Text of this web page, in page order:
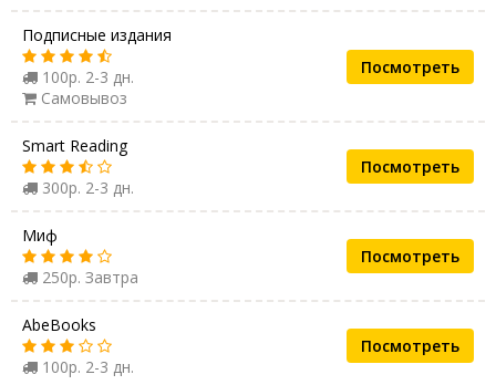
Подписные издания
100р. 2-3 дн.
Самовывоз
Посмотреть
Smart Reading
300р. 2-3 дн.
Посмотреть
Миф
250р. Завтра
Посмотреть
AbeBooks
100р. 2-3 дн.
Посмотреть